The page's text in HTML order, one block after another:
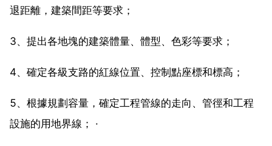
退距離，建築間距等要求；
3、提出各地塊的建築體量、體型、色彩等要求；
4、確定各級支路的紅線位置、控制點座標和標高；
5、根據規劃容量，確定工程管線的走向、管徑和工程
設施的用地界線； ·